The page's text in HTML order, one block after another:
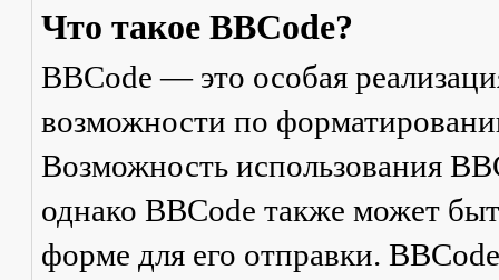
Что такое BBCode?
BBCode — это особая
возможности по
Возможность использования
однако BBCode также может
форме для его отправки.